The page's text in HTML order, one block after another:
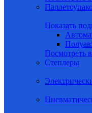
Показать
Посмотреть
Степлеры